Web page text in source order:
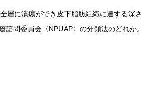
層に潰瘍ができ皮下脂肪組織に達する深さ
諮問委員会〈NPUAP〉の分類法のどれか。